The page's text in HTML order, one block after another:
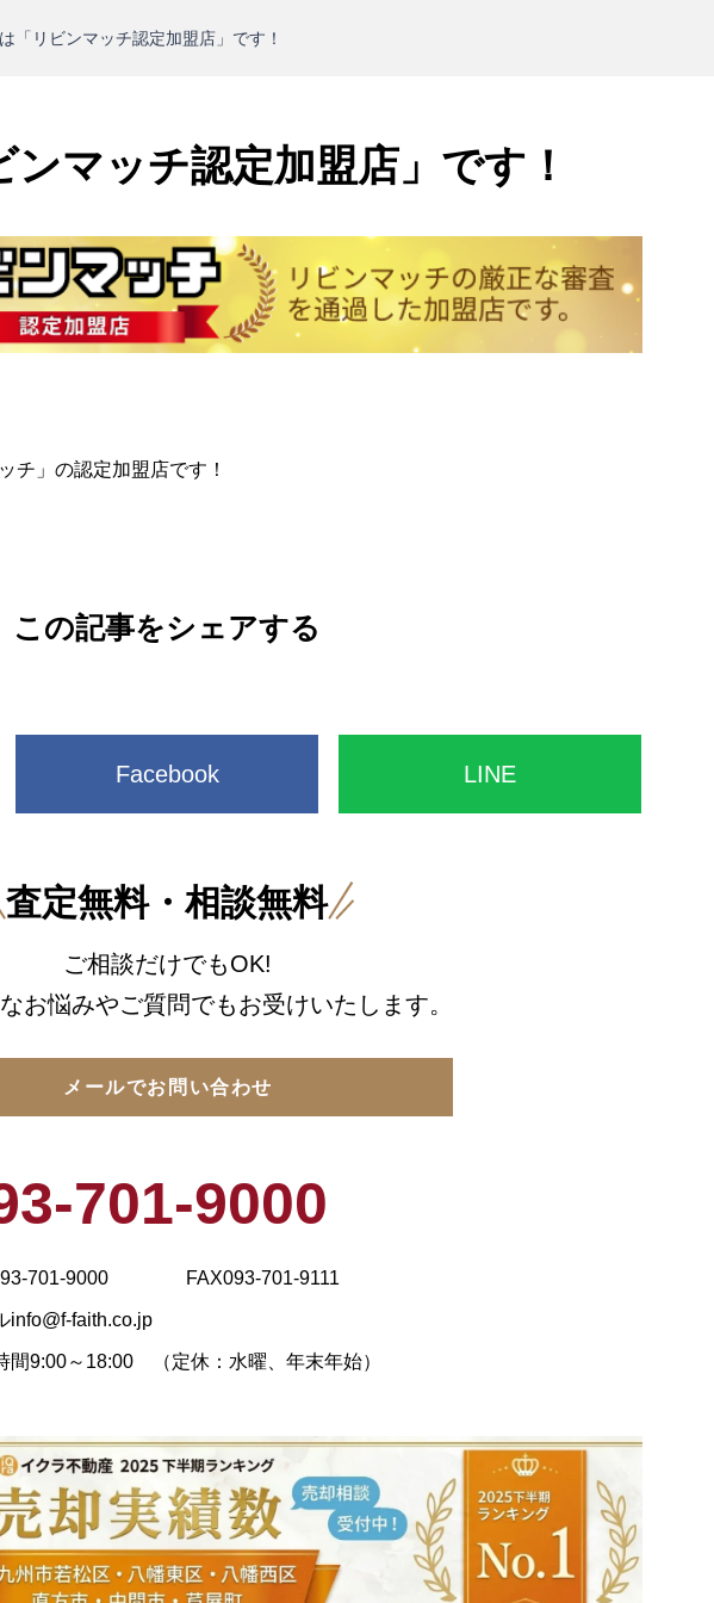
「リビンマッチ認定加盟店」です！
ンマッチ認定加盟店」です！
チ」の認定加盟店です！
この記事をシェアする
Facebook LINE
査定無料・相談無料
ご相談だけでもOK!
お悩みやご質問でもお受けいたします。
メールでお問い合わせ
701-9000
701-9000 FAX093-701-9111
info@f-faith.co.jp
間9:00～18:00 （定休：水曜、年末年始）